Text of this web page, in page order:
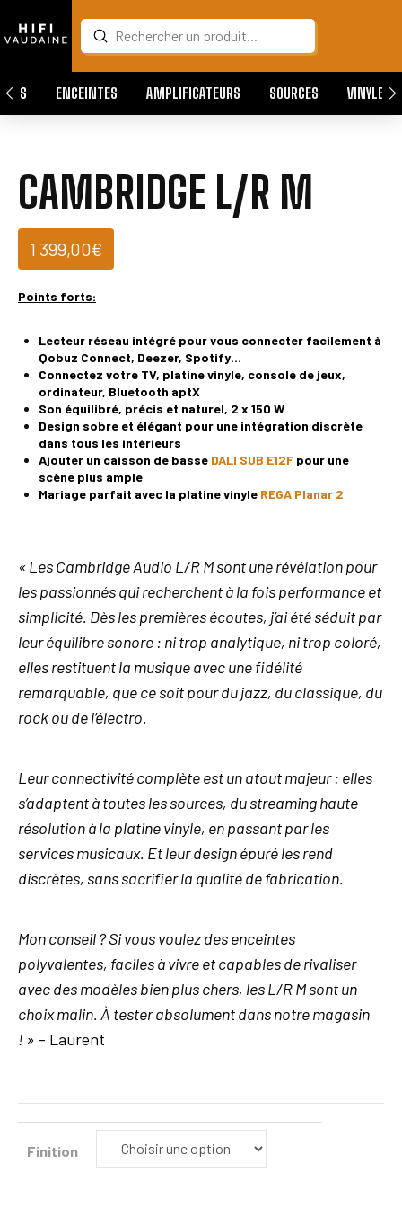
Search
Submit
ENCEINTES AMPLIFICATEURS SOURCES VINYLES
CAMBRIDGE L/R M
1 399,00€
Points forts:
Lecteur réseau intégré pour vous connecter facilement à
Qobuz Connect, Deezer, Spotify…
Connectez votre TV, platine vinyle, console de jeux,
ordinateur, Bluetooth aptX
Son équilibré, précis et naturel, 2 x 150 W
Design sobre et élégant pour une intégration discrète
dans tous les intérieurs
Ajouter un caisson de basse DALI SUB E12F pour une
scène plus ample
Mariage parfait avec la platine vinyle REGA Planar 2
«Les Cambridge Audio L/R M sont une révélation pour
les passionnés qui recherchent à la fois performance et
simplicité. Dès les premières écoutes, j’ai été séduit par
leur équilibre sonore : ni trop analytique, ni trop coloré,
elles restituent la musique avec une fidélité
remarquable, que ce soit pour du jazz, du classique, du
rock ou de l’électro.
Leur connectivité complète est un atout majeur : elles
s’adaptent à toutes les sources, du streaming haute
résolution à la platine vinyle, en passant par les
services musicaux. Et leur design épuré les rend
discrètes, sans sacrifier la qualité de fabrication.
Mon conseil ? Si vous voulez des enceintes
polyvalentes, faciles à vivre et capables de rivaliser
avec des modèles bien plus chers, les L/R M sont un
choix malin. À tester absolument dans notre magasin
! » – Laurent
Finition